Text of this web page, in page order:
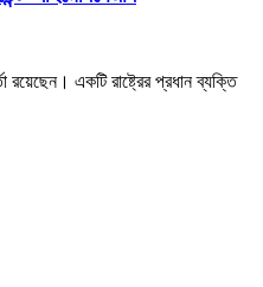
একটি রাষ্ট্রের প্রধান ব্যক্তি